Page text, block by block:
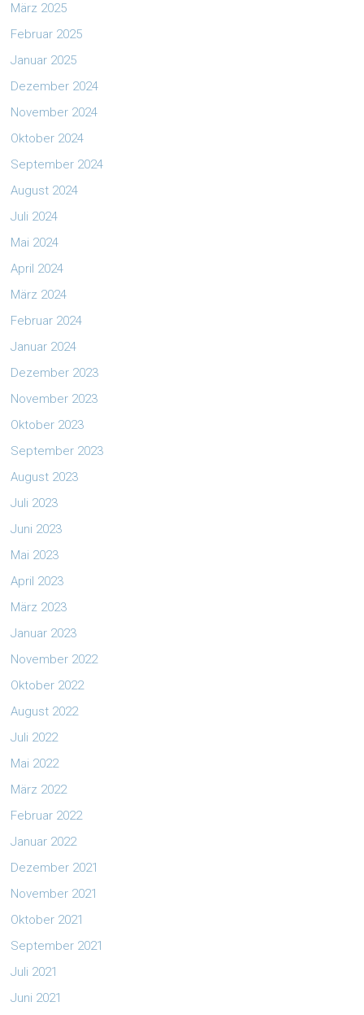
März 2025
Februar 2025
Januar 2025
Dezember 2024
November 2024
Oktober 2024
September 2024
August 2024
Juli 2024
Mai 2024
April 2024
März 2024
Februar 2024
Januar 2024
Dezember 2023
November 2023
Oktober 2023
September 2023
August 2023
Juli 2023
Juni 2023
Mai 2023
April 2023
März 2023
Januar 2023
November 2022
Oktober 2022
August 2022
Juli 2022
Mai 2022
März 2022
Februar 2022
Januar 2022
Dezember 2021
November 2021
Oktober 2021
September 2021
Juli 2021
Juni 2021